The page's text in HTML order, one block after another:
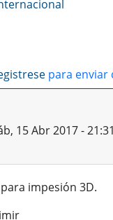
para enviar
15 Abr 2017 - 21:31
impesión 3D.